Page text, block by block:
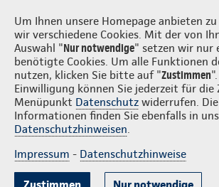
Um Ihnen unsere Homepage anbieten
wir verschiedene Cookies. Mit der von
Auswahl "Nur notwendige" setzen wir nur
benötigte Cookies. Um alle Funktionen
nutzen, klicken Sie bitte auf "Zustimmen
Einwilligung können Sie jederzeit für
Menüpunkt Datenschutz widerrufen.
Informationen finden Sie ebenfalls in
Datenschutzhinweisen.
Impressum - Datenschutzhinweise
Witthandt Versicherungsvermittlungs-